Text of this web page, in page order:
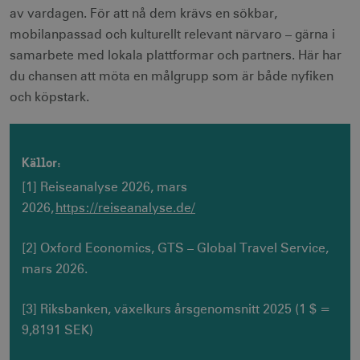
av vardagen. För att nå dem krävs en sökbar,
mobilanpassad och kulturellt relevant närvaro – gärna i
samarbete med lokala plattformar och partners. Här har
du chansen att möta en målgrupp som är både nyfiken
och köpstark.
Källor:
[1] Reiseanalyse 2026, mars
2026, https://reiseanalyse.de/
[2] Oxford Economics, GTS – Global Travel Service,
mars 2026.
[3] Riksbanken, växelkurs årsgenomsnitt 2025 (1 $ =
9,8191 SEK)
corporate.visitsweden.com
__cf_bm
Cloudflare Inc.
receive-cookie-
deprecation
.adnxs.com